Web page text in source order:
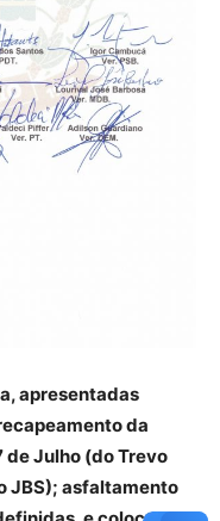
apresentadas
da
Julho (do Trevo
JBS); asfaltamento